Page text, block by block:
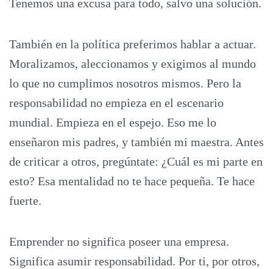
Tenemos una excusa para todo, salvo una solución.
También en la política preferimos hablar a actuar.
Moralizamos, aleccionamos y exigimos al mundo
lo que no cumplimos nosotros mismos. Pero la
responsabilidad no empieza en el escenario
mundial. Empieza en el espejo. Eso me lo
enseñaron mis padres, y también mi maestra. Antes
de criticar a otros, pregúntate: ¿Cuál es mi parte en
esto? Esa mentalidad no te hace pequeña. Te hace
fuerte.
Emprender no significa poseer una empresa.
Significa asumir responsabilidad. Por ti, por otros,